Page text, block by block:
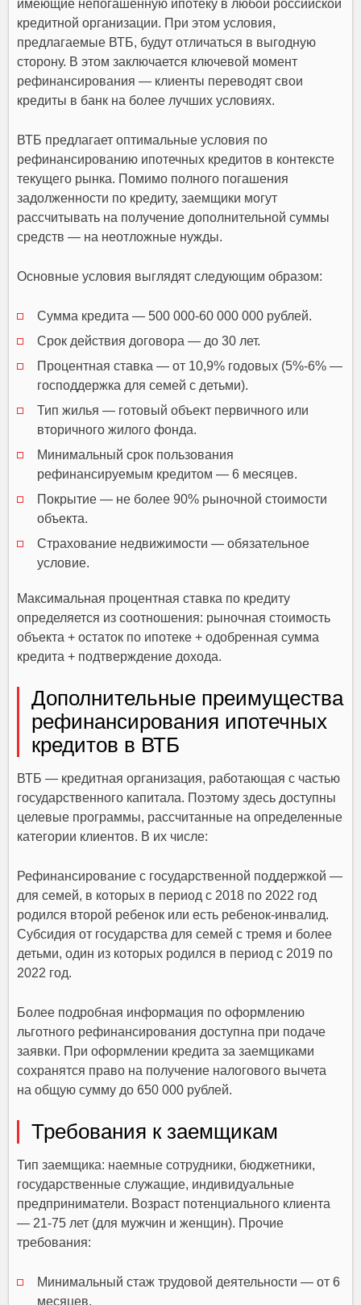
имеющие непогашенную ипотеку в любой российской
кредитной организации. При этом условия,
предлагаемые ВТБ, будут отличаться в выгодную
сторону. В этом заключается ключевой момент
рефинансирования — клиенты переводят свои
кредиты в банк на более лучших условиях.
ВТБ предлагает оптимальные условия по
рефинансированию ипотечных кредитов в контексте
текущего рынка. Помимо полного погашения
задолженности по кредиту, заемщики могут
рассчитывать на получение дополнительной суммы
средств — на неотложные нужды.
Основные условия выглядят следующим образом:
Сумма кредита — 500 000-60 000 000 рублей.
Срок действия договора — до 30 лет.
Процентная ставка — от 10,9% годовых (5%-6% —
господдержка для семей с детьми).
Тип жилья — готовый объект первичного или
вторичного жилого фонда.
Минимальный срок пользования
рефинансируемым кредитом — 6 месяцев.
Покрытие — не более 90% рыночной стоимости
объекта.
Страхование недвижимости — обязательное
условие.
Максимальная процентная ставка по кредиту
определяется из соотношения: рыночная стоимость
объекта + остаток по ипотеке + одобренная сумма
кредита + подтверждение дохода.
Дополнительные преимущества
рефинансирования ипотечных
кредитов в ВТБ
ВТБ — кредитная организация, работающая с частью
государственного капитала. Поэтому здесь доступны
целевые программы, рассчитанные на определенные
категории клиентов. В их числе:
Рефинансирование с государственной поддержкой —
для семей, в которых в период с 2018 по 2022 год
родился второй ребенок или есть ребенок-инвалид.
Субсидия от государства для семей с тремя и более
детьми, один из которых родился в период с 2019 по
2022 год.
Более подробная информация по оформлению
льготного рефинансирования доступна при подаче
заявки. При оформлении кредита за заемщиками
сохранятся право на получение налогового вычета
на общую сумму до 650 000 рублей.
Требования к заемщикам
Тип заемщика: наемные сотрудники, бюджетники,
государственные служащие, индивидуальные
предприниматели. Возраст потенциального клиента
— 21-75 лет (для мужчин и женщин). Прочие
требования:
Минимальный стаж трудовой деятельности — от 6
месяцев.